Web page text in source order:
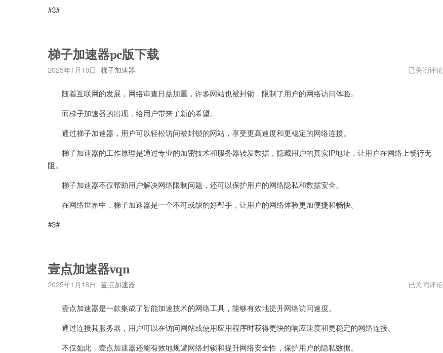
#3#
梯子加速器pc版下载
2025年1月18日 梯子加速器
梯
已关闭评论
随着互联网的发展，网络审查日益加重，许多网站也被封锁，限制了用户的网络访问体验。
而梯子加速器的出现，给用户带来了新的希望。
通过梯子加速器，用户可以轻松访问被封锁的网站，享受更高速度和更稳定的网络连接。
梯子加速器的工作原理是通过专业的加密技术和服务器转发数据，隐藏用户的真实IP地址，让用户在网络上畅行无
阻。
梯子加速器不仅帮助用户解决网络限制问题，还可以保护用户的网络隐私和数据安全。
在网络世界中，梯子加速器是一个不可或缺的好帮手，让用户的网络体验更加便捷和畅快。
#3#
壹点加速器vqn
2025年1月18日 壹点加速器
壹
已关闭评论
壹点加速器是一款集成了智能加速技术的网络工具，能够有效地提升网络访问速度。
通过连接其服务器，用户可以在访问网站或使用应用程序时获得更快的响应速度和更稳定的网络连接。
不仅如此，壹点加速器还能有效地规避网络封锁和提升网络安全性，保护用户的隐私数据。